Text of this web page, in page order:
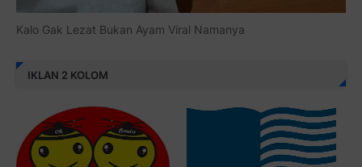
Kalo Gak Lezat Bukan Ayam Viral Namanya
IKLAN 2 KOLOM